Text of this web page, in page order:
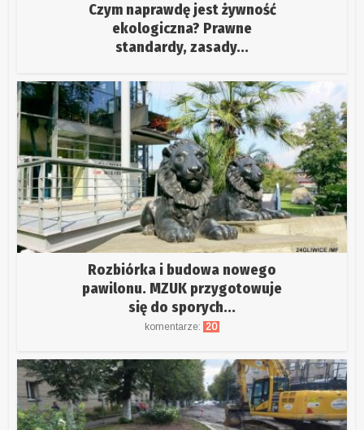
Czym naprawdę jest żywność
ekologiczna? Prawne
standardy, zasady...
Rozbiórka i budowa nowego
pawilonu. MZUK przygotowuje
się do sporych...
komentarze: 20